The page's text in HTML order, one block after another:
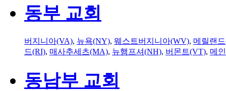
동부 교회
버지니아(VA), 뉴욕(NY), 웨스트버지니아(WV), 메릴랜
드(RI), 매사추세츠(MA), 뉴햄프셔(NH), 버몬트(VT), 메
동남부 교회